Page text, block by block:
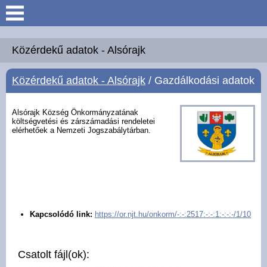
Keresés
Köszöntő
Hírek
Felsőrajk
Közérdekű adatok -
Felsőrajk
Galéria
Közérdekű adatok - Alsórajk
Közérdekű adatok - Alsórajk / Gazdálkodási adatok
Alsórajk Község Önkormányzatának
költségvetési és zárszámadási rendeletei
elérhetőek a Nemzeti Jogszabálytárban.
Kapcsolódó link: https://or.njt.hu/onkorm/-:-:2517:-:-:1:-:-:-/1/10
Csatolt fájl(ok):